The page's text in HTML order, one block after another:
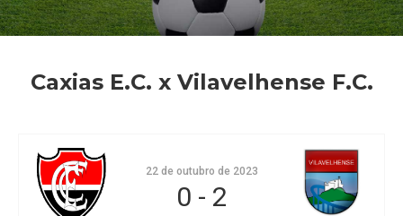
Caxias E.C. x Vilavelhense F.C.
22 de outubro de 2023
0 - 2